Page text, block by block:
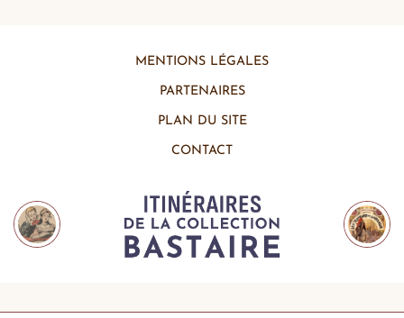
MENTIONS LÉGALES
PARTENAIRES
PLAN DU SITE
CONTACT